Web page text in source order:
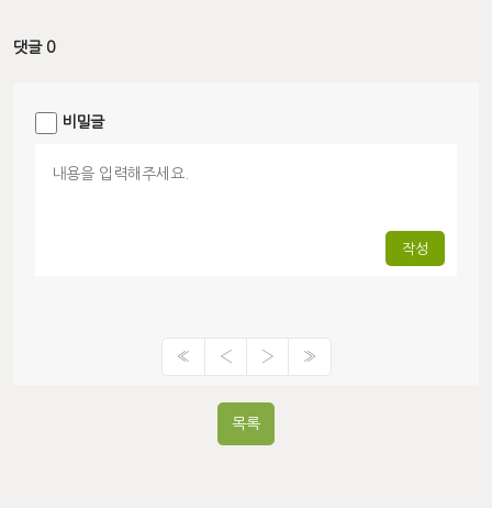
댓글 0
비밀글
작성
« ‹ › »
목록